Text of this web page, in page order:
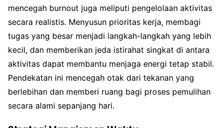
mencegah burnout juga meliputi pengelolaan aktivitas
secara realistis. Menyusun prioritas kerja, membagi
tugas yang besar menjadi langkah-langkah yang lebih
kecil, dan memberikan jeda istirahat singkat di antara
aktivitas dapat membantu menjaga energi tetap stabil.
Pendekatan ini mencegah otak dari tekanan yang
berlebihan dan memberi ruang bagi proses pemulihan
secara alami sepanjang hari.